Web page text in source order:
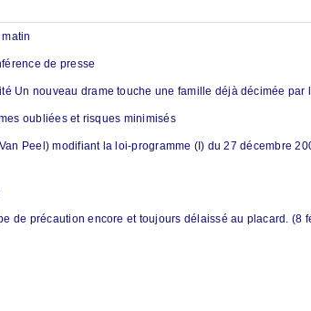
de presse
Un nouveau drame touche une famille déjà décimée par
oubliées et risques minimisés
Peel) modifiant la loi-programme (I) du 27 décembre
de précaution encore et toujours délaissé au placard. (8